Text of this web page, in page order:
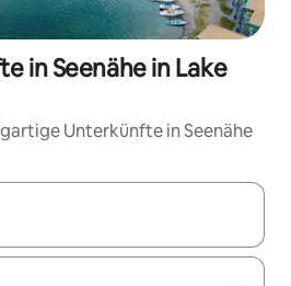
in Seenähe in Lake
Unterkünfte in Seenähe
sind, navigiere mit den